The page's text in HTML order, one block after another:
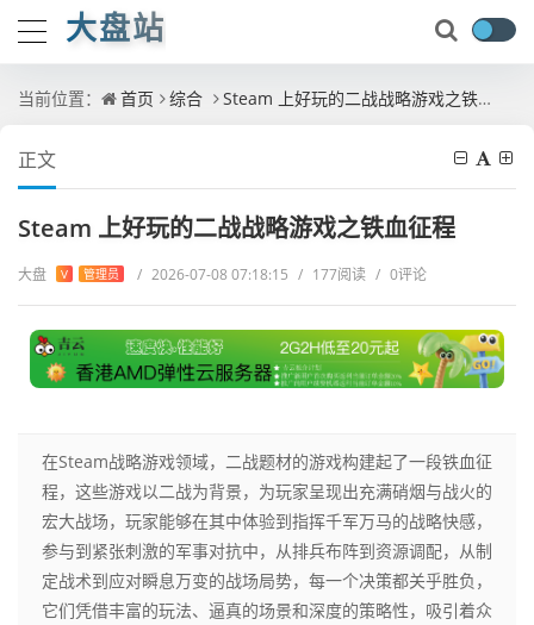
大盘站
当前位置： 首页 综合 Steam 上好玩的二战战略游戏之铁血征程
正文
Steam 上好玩的二战战略游戏之铁血征程
大盘 V 管理员 / 2026-07-08 07:18:15 / 177阅读 / 0评论
在Steam战略游戏领域，二战题材的游戏构建起了一段铁血征
程，这些游戏以二战为背景，为玩家呈现出充满硝烟与战火的
宏大战场，玩家能够在其中体验到指挥千军万马的战略快感，
参与到紧张刺激的军事对抗中，从排兵布阵到资源调配，从制
定战术到应对瞬息万变的战场局势，每一个决策都关乎胜负，
它们凭借丰富的玩法、逼真的场景和深度的策略性，吸引着众